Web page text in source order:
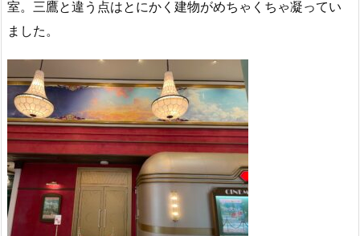
室。三鷹と違う点はとにかく建物がめちゃくちゃ凝ってい
ました。